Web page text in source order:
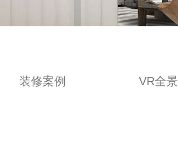
装修案例 VR全景